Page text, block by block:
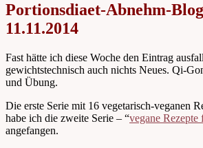
Portionsdiaet-Abnehm-
11.11.2014
Fast hätte ich diese Woche den Eintrag
gewichtstechnisch auch nichts Neues. Qi-
und Übung.
Die erste Serie mit 16 vegetarisch-veganen
habe ich die zweite Serie – “vegane
angefangen.